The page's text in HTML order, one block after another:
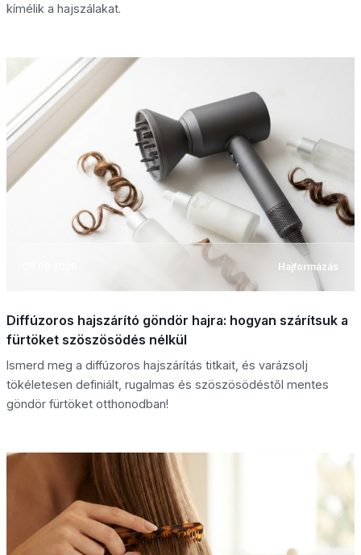
kímélik a hajszálakat.
Hajformázás
Diffúzoros hajszárító göndör hajra: hogyan szárítsuk a
fürtöket szöszösödés nélkül
Ismerd meg a diffúzoros hajszárítás titkait, és varázsolj
tökéletesen definiált, rugalmas és szöszösödéstől mentes
göndör fürtöket otthonodban!